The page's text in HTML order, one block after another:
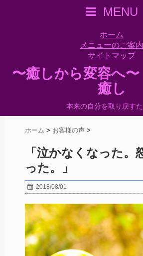
MENU
ホーム
メニューのご案内
サイトマップ
〜癒しから変容へ
癒し
本来の自分を取り戻す
ホーム > お客様の声 >
「泣かなくなった。
った。」
2018/08/01